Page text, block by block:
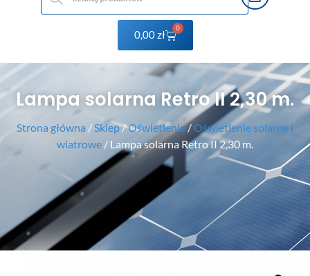
0,00zł
0
Lampa solarna Retro II 2,30 m.
Strona główna / Sklep/Oświetlenie/Oświetlenie solarne i
wiatrowe / Lampa solarna Retro II 2,30 m.